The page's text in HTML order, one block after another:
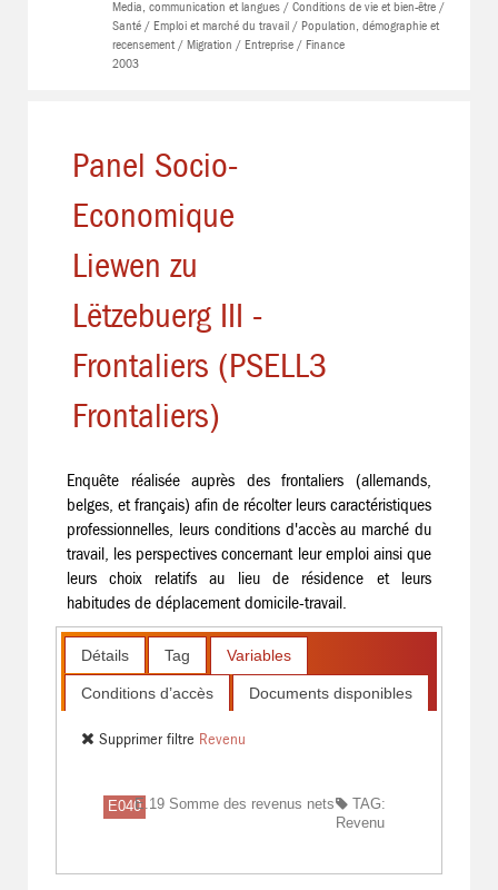
Media, communication et langues / Conditions de vie et bien-être /
Santé / Emploi et marché du travail / Population, démographie et
recensement / Migration / Entreprise / Finance
2003
Panel Socio-
Economique
Liewen zu
Lëtzebuerg III -
Frontaliers (PSELL3
Frontaliers)
Enquête réalisée auprès des frontaliers (allemands,
belges, et français) afin de récolter leurs caractéristiques
professionnelles, leurs conditions d'accès au marché du
travail, les perspectives concernant leur emploi ainsi que
leurs choix relatifs au lieu de résidence et leurs
habitudes de déplacement domicile-travail.
Détails Tag Variables
Conditions d’accès Documents disponibles
Supprimer filtre Revenu
E040E.19 Somme des revenus nets
TAG:
Revenu